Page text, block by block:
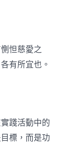
怛慈愛之
有所宜也。
踐活動中的
標，而是功